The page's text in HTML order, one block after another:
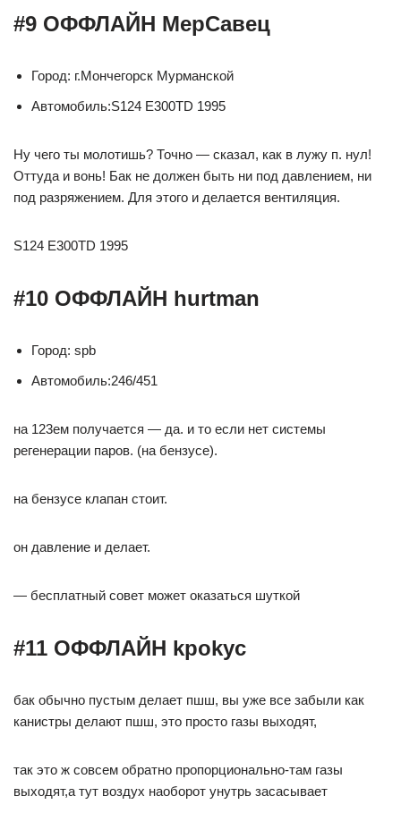
#9 ОФФЛАЙН МерСавец
Город: г.Мончегорск Мурманской
Автомобиль:S124 Е300TD 1995
Ну чего ты молотишь? Точно — сказал, как в лужу п. нул!
Оттуда и вонь! Бак не должен быть ни под давлением, ни
под разряжением. Для этого и делается вентиляция.
S124 Е300TD 1995
#10 ОФФЛАЙН hurtman
Город: spb
Автомобиль:246/451
на 123ем получается — да. и то если нет системы
регенерации паров. (на бензусе).
на бензусе клапан стоит.
он давление и делает.
— бесплатный совет может оказаться шуткой
#11 ОФФЛАЙН kpokyc
бак обычно пустым делает пшш, вы уже все забыли как
канистры делают пшш, это просто газы выходят,
так это ж совсем обратно пропорционально-там газы
выходят,а тут воздух наоборот унутрь засасывает